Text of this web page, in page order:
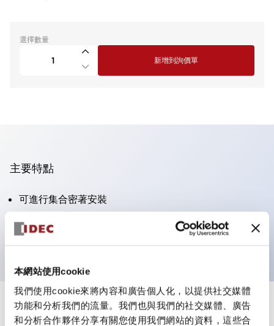
本網站使用cookie
我們使用cookie來將內容和廣告個人化，以提供社交媒體
功能和分析我們的流量。我們也與我們的社交媒體、廣告
和分析合作夥伴分享有關您使用我們網站的資料，這些合
選擇數量
新增到詢價單
主要特點
可進行集合密著安裝
附鎖選擇開關採用高安全性的彈子鎖結構
防護結構為IP65（IEC60529）
規格 顯示全部